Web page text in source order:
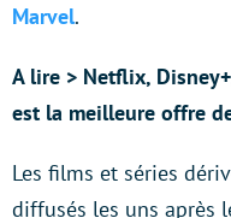
Marvel.
A lire > Netflix,
est la meilleure offre
Les films et séries
diffusés les uns après